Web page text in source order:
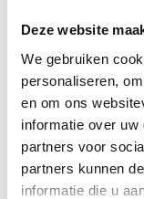
Deze website
We gebruiken
personaliseren,
en om ons
informatie over
partners voor
partners kunnen
informatie die u